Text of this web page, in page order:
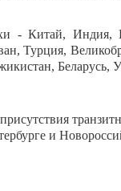
- Китай, Индия,
Турция,
Беларусь,
и